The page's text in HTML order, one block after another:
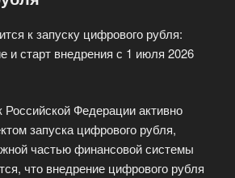
к запуску цифрового рубля:
и старт внедрения с 1 июля 2026
Федерации активно
запуска цифрового рубля,
частью финансовой системы
что внедрение цифрового рубля